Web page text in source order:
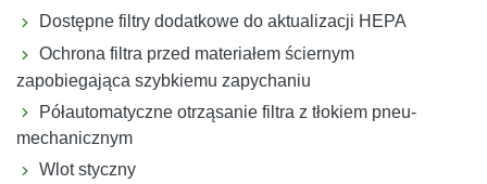
Dostępne filtry dodatkowe do aktualizacji HEPA
Ochrona filtra przed materiałem ściernym
zapobiegająca szybkiemu zapychaniu
Półautomatyczne otrząsanie filtra z tłokiem pneu-
mechanicznym
Wlot styczny